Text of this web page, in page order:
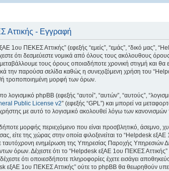
- Εγγραφή
1ου ΠΕΚΕΣ Αττικής” (εφεξής “εμείς”, “εμάς”, “δικό μας”,
ότι δεσμεύεστε νομικά από όλους τους ακόλουθους
τους όρους οποιαδήποτε χρονική στιγμή
την παρούσα σελίδα καθώς η συνεχιζόμενη χρήση του
ή τροποποιημένη μορφή των όρων.
λογισμικό phpBB (εφεξής “αυτοί”, “αυτών”, “αυτούς”,
Public License v2” (εφεξής “GPL”) και μπορεί να
με αυτό το λογισμικό ακολουθεί λόγω των
μορφής περιεχόμενο που είναι προσβλητικό, άσεμνο,
είτε της χώρας στην οποία φιλοξενείται το “Helpdesk
ενημέρωση της Υπηρεσίας Παροχής Υπηρεσιών
όρων. Δέχεστε ότι το “Helpdesk εξΑΕ 1ου ΠΕΚΕΣ Αττικής”
δέχεστε ότι οποιεσδήποτε πληροφορίες έχετε εισάγει
εξΑΕ 1ου ΠΕΚΕΣ Αττικής” ούτε το phpBB θα θεωρηθούν